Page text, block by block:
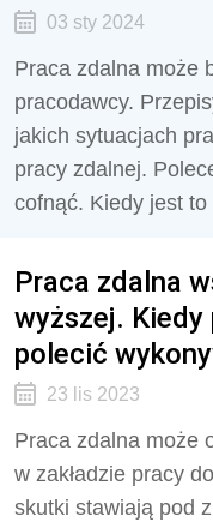
03 sty 2024
Praca zdalna może
pracodawcy.
jakich sytuacjach
pracy zdalnej.
cofnąć. Kiedy jest
Praca zdalna
wyższej.
polecić
23 lis 2023
Praca zdalna może
w zakładzie pracy
skutki stawiają pod